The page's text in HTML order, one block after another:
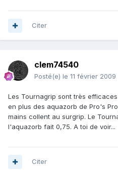
peut on changer de grip??
(noir et blanc donc)...
Citer
clem74540
Posté(e) le 11 février 2009
Les Tournagrip sont très
en plus des aquazorb de Pro's
mains collent au surgrip. Le
l'aquazorb fait 0,75. A toi de voir...
Citer